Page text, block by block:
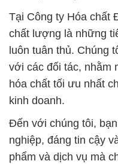
hóa chất tối ưu nhất
kinh doanh.
Đến với chúng tôi,
nghiệp, đáng tin cậy
phẩm và dịch vụ mà
cam kết không ngừng
đồng hành cùng quý
thành công.
# Nơi bán ¯ thương